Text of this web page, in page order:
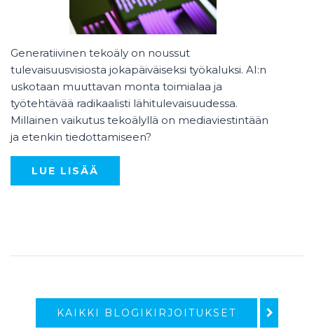
Generatiivinen tekoäly on noussut
tulevaisuusvisiosta jokapäiväiseksi työkaluksi. AI:n
uskotaan muuttavan monta toimialaa ja
työtehtävää radikaalisti lähitulevaisuudessa.
Millainen vaikutus tekoälyllä on mediaviestintään
ja etenkin tiedottamiseen?
LUE LISÄÄ
KAIKKI BLOGIKIRJOITUKSET